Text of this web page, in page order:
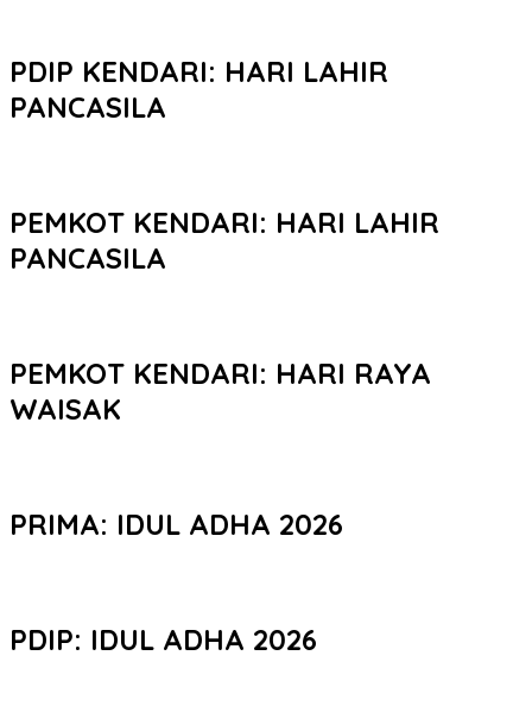
PDIP KENDARI: HARI LAHIR
PANCASILA
PEMKOT KENDARI: HARI LAHIR
PANCASILA
PEMKOT KENDARI: HARI RAYA
WAISAK
PRIMA: IDUL ADHA 2026
PDIP: IDUL ADHA 2026